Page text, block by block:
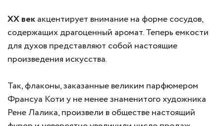
ХХ векакцентирует внимание на форме сосудов,
содержащих драгоценный аромат. Теперь емкости
для духов представляют собой настоящие
произведения искусства.
Так, флаконы, заказанные великим парфюмером
Франсуа Коти у не менее знаменитого художника
Рене Лалика, произвели в обществе настоящий